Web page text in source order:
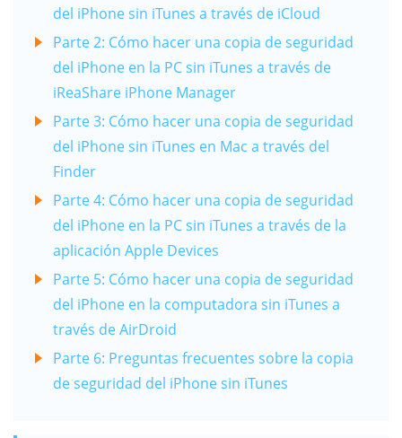
del iPhone sin iTunes a través de iCloud
Parte 2: Cómo hacer una copia de seguridad
del iPhone en la PC sin iTunes a través de
iReaShare iPhone Manager
Parte 3: Cómo hacer una copia de seguridad
del iPhone sin iTunes en Mac a través del
Finder
Parte 4: Cómo hacer una copia de seguridad
del iPhone en la PC sin iTunes a través de la
aplicación Apple Devices
Parte 5: Cómo hacer una copia de seguridad
del iPhone en la computadora sin iTunes a
través de AirDroid
Parte 6: Preguntas frecuentes sobre la copia
de seguridad del iPhone sin iTunes